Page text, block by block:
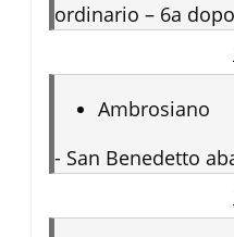
ordinario – 6a
Ambrosiano
- San Benedetto